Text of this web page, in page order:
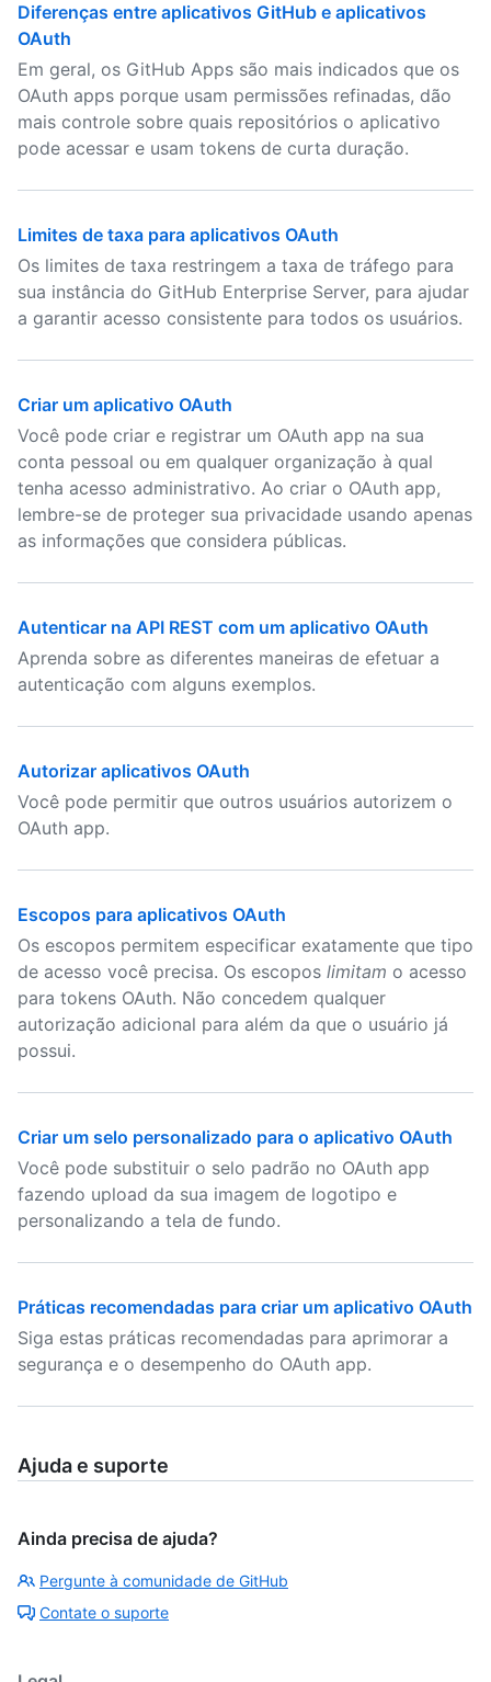
Diferenças entre aplicativos GitHub e aplicativos
OAuth
Em geral, os GitHub Apps são mais indicados que os
OAuth apps porque usam permissões refinadas, dão
mais controle sobre quais repositórios o aplicativo
pode acessar e usam tokens de curta duração.
Limites de taxa para aplicativos OAuth
Os limites de taxa restringem a taxa de tráfego para
sua instância do GitHub Enterprise Server, para ajudar
a garantir acesso consistente para todos os usuários.
Criar um aplicativo OAuth
Você pode criar e registrar um OAuth app na sua
conta pessoal ou em qualquer organização à qual
tenha acesso administrativo. Ao criar o OAuth app,
lembre-se de proteger sua privacidade usando apenas
as informações que considera públicas.
Autenticar na API REST com um aplicativo OAuth
Aprenda sobre as diferentes maneiras de efetuar a
autenticação com alguns exemplos.
Autorizar aplicativos OAuth
Você pode permitir que outros usuários autorizem o
OAuth app.
Escopos para aplicativos OAuth
Os escopos permitem especificar exatamente que tipo
de acesso você precisa. Os escopos limitam o acesso
para tokens OAuth. Não concedem qualquer
autorização adicional para além da que o usuário já
possui.
Criar um selo personalizado para o aplicativo OAuth
Você pode substituir o selo padrão no OAuth app
fazendo upload da sua imagem de logotipo e
personalizando a tela de fundo.
Práticas recomendadas para criar um aplicativo OAuth
Siga estas práticas recomendadas para aprimorar a
segurança e o desempenho do OAuth app.
Ajuda e suporte
Ainda precisa de ajuda?
Pergunte à comunidade de GitHub
Contate o suporte